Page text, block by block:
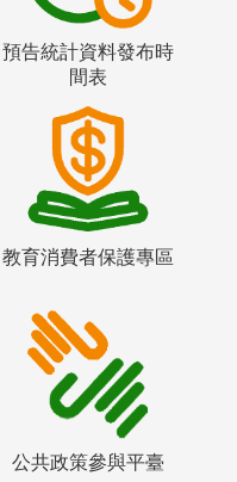
預告統計資料發布時
間表
教育消費者保護專區
公共政策參與平臺